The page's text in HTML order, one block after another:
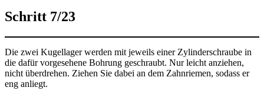
Schritt 7/23
Die zwei Kugellager werden mit jeweils einer Zylinderschraube in
die dafür vorgesehene Bohrung geschraubt. Nur leicht anziehen,
nicht überdrehen. Ziehen Sie dabei an dem Zahnriemen, sodass er
eng anliegt.